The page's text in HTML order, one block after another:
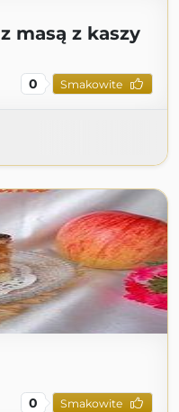
masą z kaszy
0 Smakowite
0 Smakowite